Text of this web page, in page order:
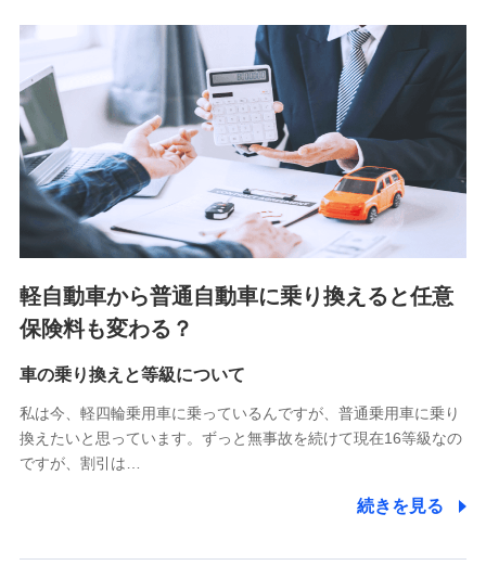
■少額短期保険
株式会社アシロ少額短期保険 (https://kailash.co.jp/)
SBIいきいき少額短期保険会社 (https://www.i-
sedai.com/)
SBIペット少額短期保険株式会社 (https://www.sbipet-
ssi.co.jp/)
SBIリスタ少額短期保険会社
(https://www.jishin.co.jp/)
スマートプラス少額短期保険株式会社
チューリッヒ少額短期保険株式会社
(https://www.zurichssi.co.jp/)
(https://www.tokiomarine-x.co.jp/)
(https://pshoken.co.jp/)
リトルファミリー少額短期保険株式会社
(https://www.littlefamily-ssi.com/)
郵便、電話、およびＥメール等により、当社と取引のあるも
軽自動車から普通自動車に乗り換えると任意
保険料も変わる？
車の乗り換えと等級について
私は今、軽四輪乗用車に乗っているんですが、普通乗用車に乗り
換えたいと思っています。ずっと無事故を続けて現在16等級なの
ですが、割引は…
続きを見る